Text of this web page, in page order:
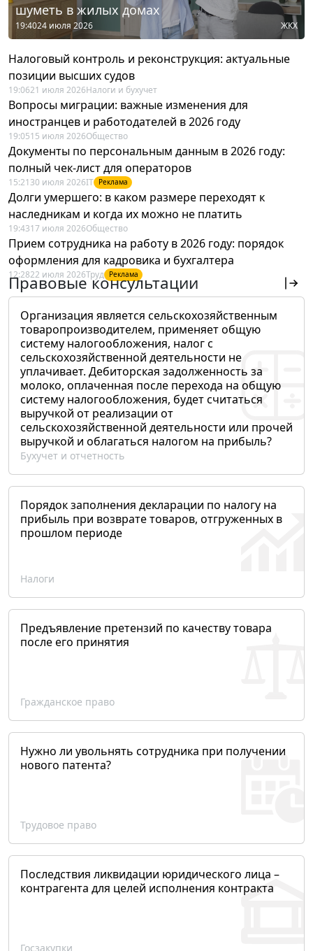
шуметь в жилых домах
19:4024 июля 2026 ЖКХ
Налоговый контроль и реконструкция: актуальные
позиции высших судов
19:0621 июля 2026Налоги и бухучет
Вопросы миграции: важные изменения для
иностранцев и работодателей в 2026 году
19:0515 июля 2026Общество
Документы по персональным данным в 2026 году:
полный чек-лист для операторов
15:21 30 июля 2026IT Реклама
Долги умершего: в каком размере переходят к
наследникам и когда их можно не платить
19:4317 июля 2026Общество
Прием сотрудника на работу в 2026 году: порядок
оформления для кадровика и бухгалтера
12:2822 июля 2026Труд Реклама
Правовые консультации
Организация является сельскохозяйственным
товаропроизводителем, применяет общую
систему налогообложения, налог с
сельскохозяйственной деятельности не
уплачивает. Дебиторская задолженность за
молоко, оплаченная после перехода на общую
систему налогообложения, будет считаться
выручкой от реализации от
сельскохозяйственной деятельности или прочей
выручкой и облагаться налогом на прибыль?
Бухучет и отчетность
Порядок заполнения декларации по налогу на
прибыль при возврате товаров, отгруженных в
прошлом периоде
Налоги
Предъявление претензий по качеству товара
после его принятия
Гражданское право
Нужно ли увольнять сотрудника при получении
нового патента?
Трудовое право
Последствия ликвидации юридического лица –
контрагента для целей исполнения контракта
Госзакупки